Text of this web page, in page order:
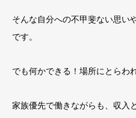
そんな自分への不甲斐ない思い
です。
でも何かできる！場所にとらわ
家族優先で働きながらも、収入